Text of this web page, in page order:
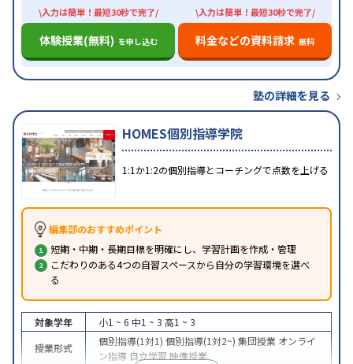
\入力は簡単！最短30秒で完了/
体験授業(無料) を申し込む
\入力は簡単！最短30秒で完了/
料金などの資料請求 無料
塾の詳細を見る
HOMES個別指導学院
1:1か1:2の個別指導とコーチングで点数を上げる
編集部のおすすめポイント
短期・中期・長期目標を明確にし、学習計画を作成・管理
こだわりのある4つの自習スペースから自分の学習環境を選べ
る
対象学年 小1 ~ 6 中1 ~ 3 高1 ~ 3
授業形式
個別指導(1対1) 個別指導(1対2~) 集団授業 オンライ
ン指導 自立学習 映像授業